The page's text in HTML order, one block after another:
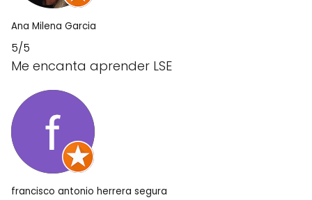
Ana Milena Garcia
5/5
Me encanta aprender LSE
francisco antonio herrera segura